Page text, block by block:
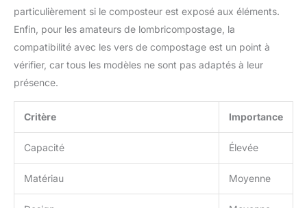
particulièrement si le composteur est exposé aux éléments.
Enfin, pour les amateurs de lombricompostage, la
compatibilité avec les vers de compostage est un point à
vérifier, car tous les modèles ne sont pas adaptés à leur
présence.
Critère Importance
Capacité Élevée
Matériau Moyenne